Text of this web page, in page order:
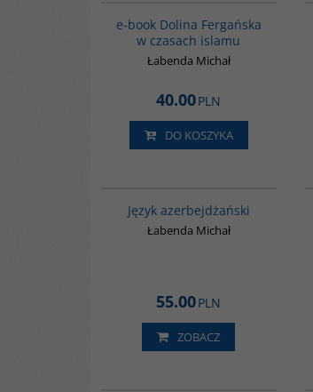
e-book Dolina Fergańska
w czasach islamu
Łabenda Michał
40.00PLN
DO KOSZYKA
Język azerbejdżański
Łabenda Michał
55.00PLN
ZOBACZ